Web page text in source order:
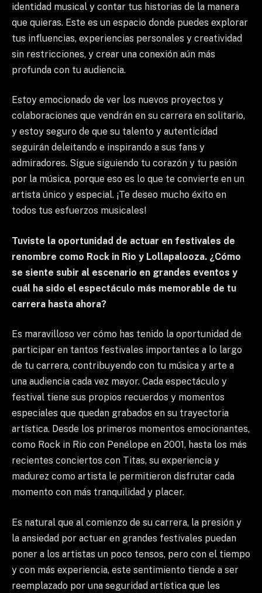
identidad musical y contar tus historias de la manera
que quieras. Este es un espacio donde puedes explorar
tus influencias, experiencias personales y creatividad
sin restricciones, y crear una conexión aún más
profunda con tu audiencia.
Estoy emocionado de ver los nuevos proyectos y
colaboraciones que vendrán en su carrera en solitario,
y estoy seguro de que su talento y autenticidad
seguirán deleitando e inspirando a sus fans y
admiradores. Sigue siguiendo tu corazón y tu pasión
por la música, porque eso es lo que te convierte en un
artista único y especial. ¡Te deseo mucho éxito en
todos tus esfuerzos musicales!
Tuviste la oportunidad de actuar en festivales de
renombre como Rock in Rio y Lollapalooza. ¿Cómo
se siente subir al escenario en grandes eventos y
cuál ha sido el espectáculo más memorable de tu
carrera hasta ahora?
Es maravilloso ver cómo has tenido la oportunidad de
participar en tantos festivales importantes a lo largo
de tu carrera, contribuyendo con tu música y arte a
una audiencia cada vez mayor. Cada espectáculo y
festival tiene sus propios recuerdos y momentos
especiales que quedan grabados en su trayectoria
artística. Desde los primeros momentos emocionantes,
como Rock in Rio con Penélope en 2001, hasta los más
recientes conciertos con Titas, su experiencia y
madurez como artista le permitieron disfrutar cada
momento con más tranquilidad y placer.
Es natural que al comienzo de su carrera, la presión y
la ansiedad por actuar en grandes festivales puedan
poner a los artistas un poco tensos, pero con el tiempo
y con más experiencia, este sentimiento tiende a ser
reemplazado por una seguridad artística que les